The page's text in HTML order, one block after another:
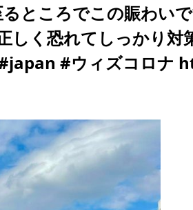
ところでこの賑わい
しく恐れてしっかり対
#ウィズコロナ